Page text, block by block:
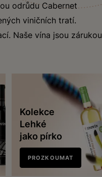
odrůdu Cabernet
viničních tratí.
Naše vína jsou zárukou
Kolekce
Lehké
jako pírko
PROZKOUMAT